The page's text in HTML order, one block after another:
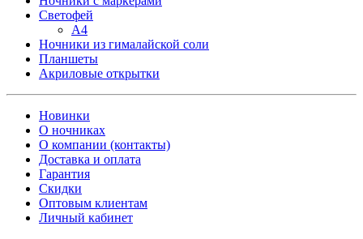
Светофей
А4
Ночники из гималайской соли
Планшеты
Акриловые открытки
Новинки
О ночниках
О компании (контакты)
Доставка и оплата
Гарантия
Скидки
Оптовым клиентам
Личный кабинет